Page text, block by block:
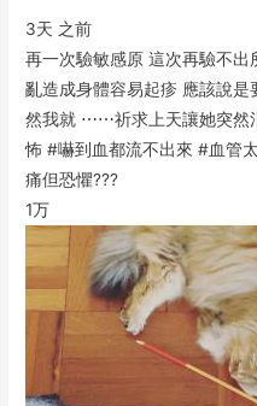
3天 之前
再一次驗敏感原 這次再驗不
亂造成身體容易起疹 應該說
然我就 ⋯⋯祈求上天讓她突然
怖 #嚇到血都流不出來 #血管
痛但恐懼???
1万